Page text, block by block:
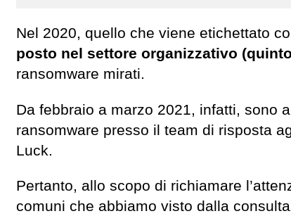
Nel 2020, quello che viene etichettato
posto nel settore organizzativo
ransomware mirati.
Da febbraio a marzo 2021, infatti, sono
ransomware presso il team di risposta
Luck.
Pertanto, allo scopo di richiamare
comuni che abbiamo visto dalla